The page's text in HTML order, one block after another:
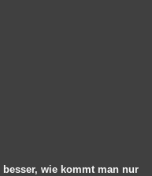
wie kommt man nur